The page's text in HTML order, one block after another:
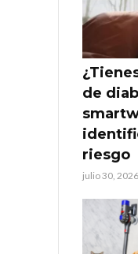
de
riesgo
julio 30, 2026